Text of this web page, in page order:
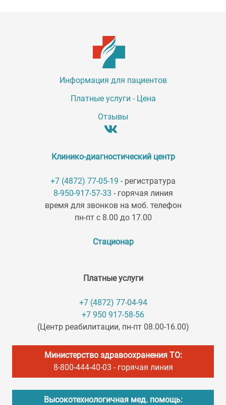
Информация для пациентов
Платные услуги - Цена
Отзывы
Клинико-диагностический центр
+7 (4872) 77-05-19 - регистратура
8-950-917-57-33 - горячая линия
время для звонков на моб. телефон
пн-пт с 8.00 до 17.00
Стационар
Платные услуги
+7 (4872) 77-04-94
+7 950 917-58-56
(Центр реабилитации, пн-пт 08.00-16.00)
Министерство здравоохранения ТО:
8-800-444-40-03 - горячая линия
Высокотехнологичная мед. помощь: